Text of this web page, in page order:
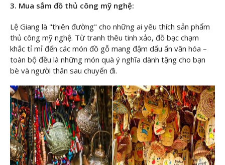
3. Mua sắm đồ thủ công mỹ nghệ:
Lệ Giang là "thiên đường" cho những ai yêu thích sản phẩm
thủ công mỹ nghệ. Từ tranh thêu tinh xảo, đồ bạc chạm
khắc tỉ mỉ đến các món đồ gỗ mang đậm dấu ấn văn hóa –
toàn bộ đều là những món quà ý nghĩa dành tặng cho bạn
bè và người thân sau chuyến đi.